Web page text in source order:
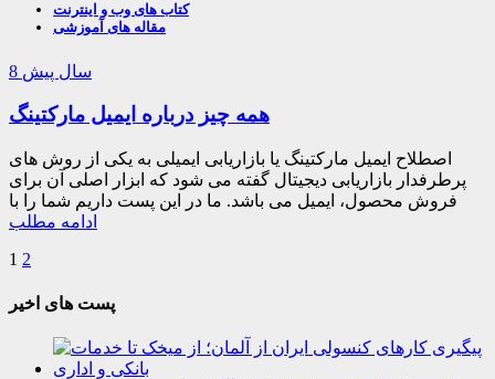
کتاب های وب و اینترنت
مقاله های آموزشی
8 سال پیش
همه چیز درباره ایمیل مارکتینگ
اصطلاح ایمیل مارکتینگ یا بازاریابی ایمیلی به یکی از روش های
پرطرفدار بازاریابی دیجیتال گفته می شود که ابزار اصلی آن برای
فروش محصول، ایمیل می باشد. ما در این پست داریم شما را با
ادامه مطلب
1 2
پست های اخیر